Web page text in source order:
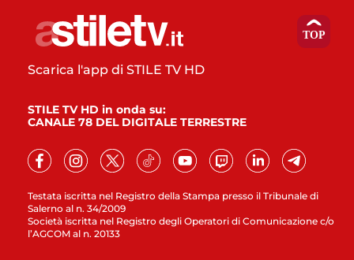
Testata iscritta nel Registro della Stampa presso il Tribunale di
Salerno al n. 34/2009
Società iscritta nel Registro degli Operatori di Comunicazione c/o
l’AGCOM al n. 20133
Scarica l'app di STILE TV HD
STILE TV HD in onda su:
CANALE 78 DEL DIGITALE TERRESTRE